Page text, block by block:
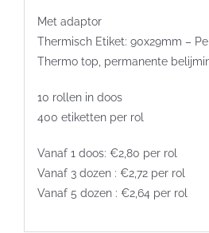
Met adaptor
Thermisch Etiket: 90x29mm –
Thermo top, permanente
10 rollen in doos
400 etiketten per rol
Vanaf 1 doos: €2,80 per rol
Vanaf 3 dozen : €2,72 per rol
Vanaf 5 dozen : €2,64 per rol